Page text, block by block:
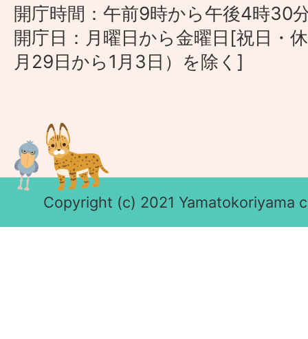
開庁時間：午前9時から午後4時30
開庁日：月曜日から金曜日[祝日・
月29日から1月3日）を除く]
Copyright (c) 2021 Yamatokoriyama